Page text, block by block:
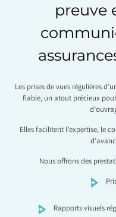
preuve
Les prises de vues régulières
fiable, un atout précieux
Elles facilitent l’expertise, le
Nous offrons des
Rapports visuels